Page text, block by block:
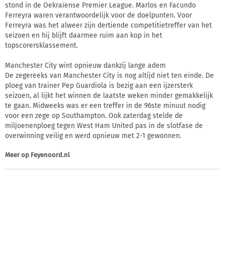
stond in de Oekraïense Premier League. Marlos en Facundo
Ferreyra waren verantwoordelijk voor de doelpunten. Voor
Ferreyra was het alweer zijn dertiende competitietreffer van het
seizoen en hij blijft daarmee ruim aan kop in het
topscorersklassement.
Manchester City wint opnieuw dankzij lange adem
De zegereeks van Manchester City is nog altijd niet ten einde. De
ploeg van trainer Pep Guardiola is bezig aan een ijzersterk
seizoen, al lijkt het winnen de laatste weken minder gemakkelijk
te gaan. Midweeks was er een treffer in de 96ste minuut nodig
voor een zege op Southampton. Ook zaterdag stelde de
miljoenenploeg tegen West Ham United pas in de slotfase de
overwinning veilig en werd opnieuw met 2-1 gewonnen.
Meer op Feyenoord.nl